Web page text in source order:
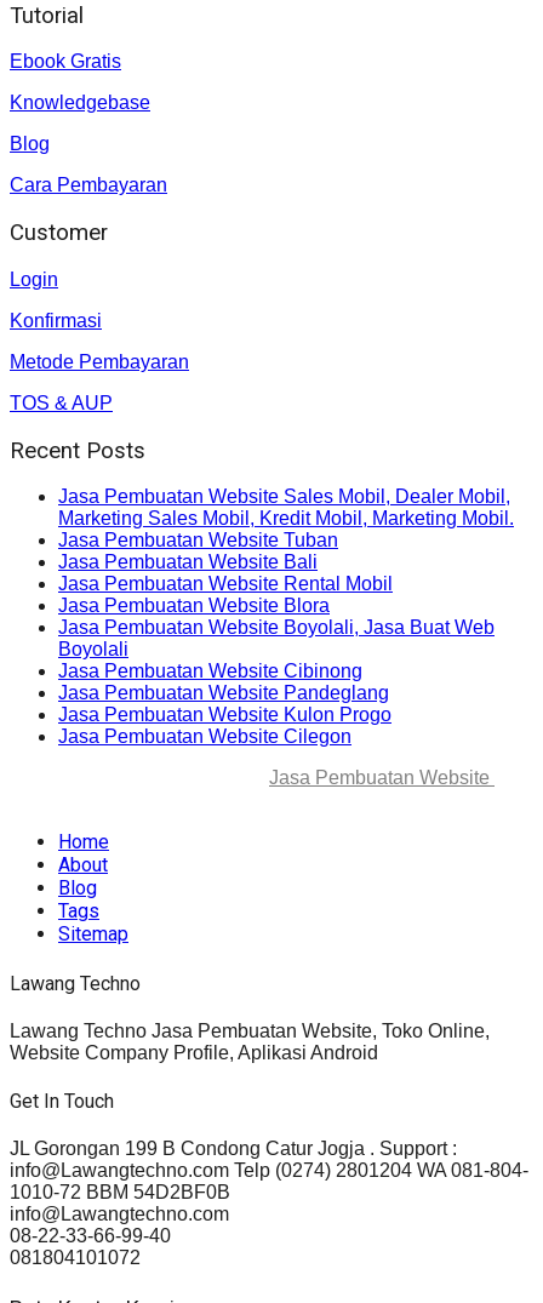
Tutorial
Ebook Gratis
Knowledgebase
Blog
Cara Pembayaran
Customer
Login
Konfirmasi
Metode Pembayaran
TOS & AUP
Recent Posts
Jasa Pembuatan Website Sales Mobil, Dealer Mobil,
Marketing Sales Mobil, Kredit Mobil, Marketing Mobil.
Jasa Pembuatan Website Tuban
Jasa Pembuatan Website Bali
Jasa Pembuatan Website Rental Mobil
Jasa Pembuatan Website Blora
Jasa Pembuatan Website Boyolali, Jasa Buat Web
Boyolali
Jasa Pembuatan Website Cibinong
Jasa Pembuatan Website Pandeglang
Jasa Pembuatan Website Kulon Progo
Jasa Pembuatan Website Cilegon
Jasa Pembuatan Website
Home
About
Blog
Tags
Sitemap
Lawang Techno
Lawang Techno Jasa Pembuatan Website, Toko Online,
Website Company Profile, Aplikasi Android
Get In Touch
JL Gorongan 199 B Condong Catur Jogja . Support :
info@Lawangtechno.com Telp (0274) 2801204 WA 081-804-
1010-72 BBM 54D2BF0B
info@Lawangtechno.com
08-22-33-66-99-40
081804101072